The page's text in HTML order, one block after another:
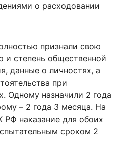
о расходовании
признали свою
и степень общественной
данные о личностях, а
при
Одному назначили 2 года
– 2 года 3 месяца. На
РФ наказание для обоих
сроком 2